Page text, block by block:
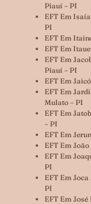
Piauí – PI
EFT Em
PI
EFT Em
EFT Em
EFT Em
Piauí – PI
EFT Em
EFT Em
Mulato – PI
EFT Em
– PI
EFT Em
EFT Em João
EFT Em
PI
EFT Em Joca
PI
EFT Em José